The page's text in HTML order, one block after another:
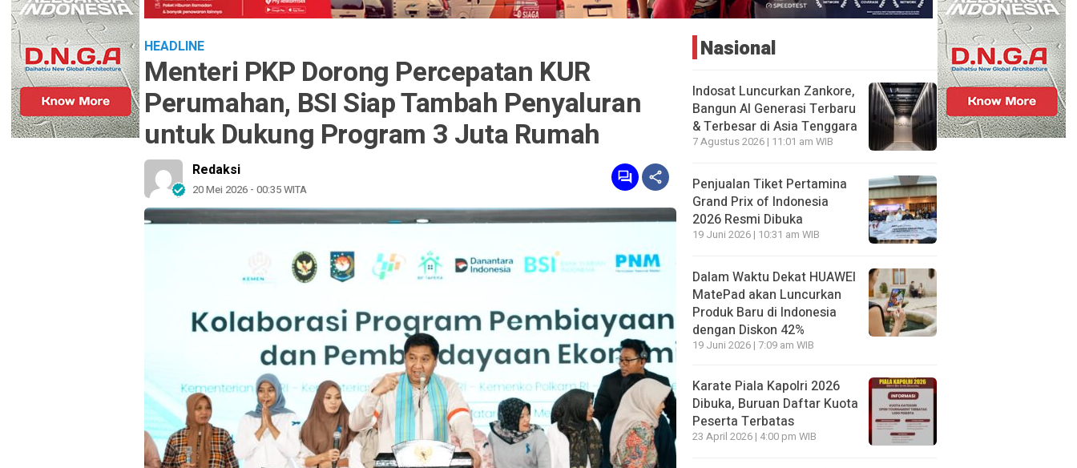
HEADLINE
Menteri PKP Dorong Percepatan KUR
Perumahan, BSI Siap Tambah Penyaluran
untuk Dukung Program 3 Juta Rumah
Redaksi
20 Mei 2026 - 00:35 WITA
Nasional
Indosat Luncurkan Zankore,
Bangun AI Generasi Terbaru
& Terbesar di Asia Tenggara
7 Agustus 2026 | 11:01 am WIB
Penjualan Tiket Pertamina
Grand Prix of Indonesia
2026 Resmi Dibuka
19 Juni 2026 | 10:31 am WIB
Dalam Waktu Dekat HUAWEI
MatePad akan Luncurkan
Produk Baru di Indonesia
dengan Diskon 42%
19 Juni 2026 | 7:09 am WIB
Karate Piala Kapolri 2026
Dibuka, Buruan Daftar Kuota
Peserta Terbatas
23 April 2026 | 4:00 pm WIB